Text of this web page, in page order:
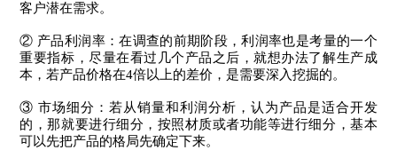
客户潜在需求。
② 产品利润率：在调查的前期阶段，利润率也是考量的一个
重要指标，尽量在看过几个产品之后，就想办法了解生产成
本，若产品价格在4倍以上的差价，是需要深入挖掘的。
③ 市场细分：若从销量和利润分析，认为产品是适合开发
的，那就要进行细分，按照材质或者功能等进行细分，基本
可以先把产品的格局先确定下来。